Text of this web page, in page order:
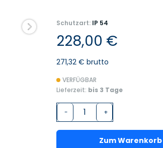
Schutzart: IP 54
228,00 €
271,32 € brutto
VERFÜGBAR
Lieferzeit: bis 3 Tage
- +
Zum Warenkorb